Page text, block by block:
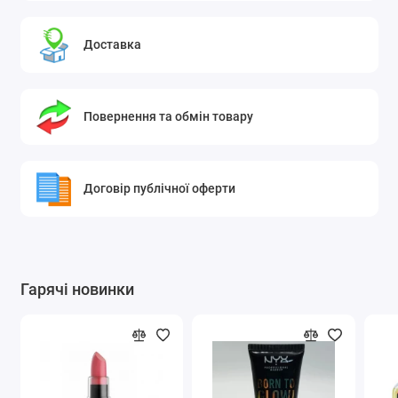
Доставка
Повернення та обмін товару
Договір публічної оферти
Гарячі новинки